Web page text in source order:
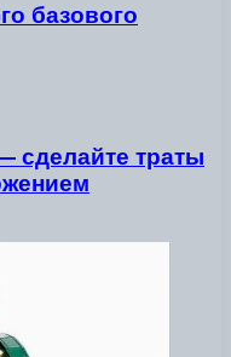
базового
сделайте траты